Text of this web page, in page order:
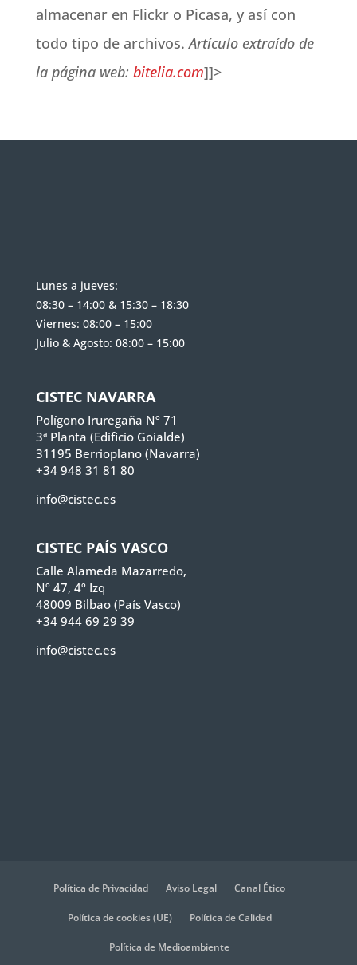
almacenar en Flickr o Picasa, y así con
todo tipo de archivos.Artículo extraído de
la página web: bitelia.com]]>
Lunes a jueves:
08:30 – 14:00 & 15:30 – 18:30
Viernes: 08:00 – 15:00
Julio & Agosto: 08:00 – 15:00
CISTEC NAVARRA
Polígono Iruregaña Nº 71
3ª Planta (Edificio Goialde)
31195 Berrioplano (Navarra)
+34 948 31 81 80
info@cistec.es
CISTEC PAÍS VASCO
Calle Alameda Mazarredo,
Nº 47, 4º Izq
48009 Bilbao (País Vasco)
+34 944 69 29 39
info@cistec.es
Política de Privacidad Aviso Legal Canal Ético
Política de cookies (UE) Política de Calidad
Política de Medioambiente